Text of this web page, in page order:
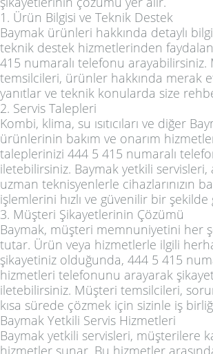
1. Ürün Bilgisi ve Teknik Destek
Baymak ürünleri hakkında detaylı
teknik destek hizmetlerinden
415 numaralı telefonu arayabilirsiniz.
temsilcileri, ürünler hakkında merak
yanıtlar ve teknik konularda size
2. Servis Talepleri
Kombi, klima, su ısıtıcıları ve diğer
ürünlerinin bakım ve onarım
taleplerinizi 444 5 415 numaralı
iletebilirsiniz. Baymak yetkili servisleri,
uzman teknisyenlerle cihazlarınızın
işlemlerini hızlı ve güvenilir bir
3. Müşteri Şikayetlerinin Çözümü
Baymak, müşteri memnuniyetini her
tutar. Ürün veya hizmetlerle ilgili
şikayetiniz olduğunda, 444 5 415
hizmetleri telefonunu arayarak
iletebilirsiniz. Müşteri temsilcileri,
kısa sürede çözmek için sizinle iş
Baymak Yetkili Servis Hizmetleri
Baymak yetkili servisleri, müşterilere
hizmetler sunar. Bu hizmetler